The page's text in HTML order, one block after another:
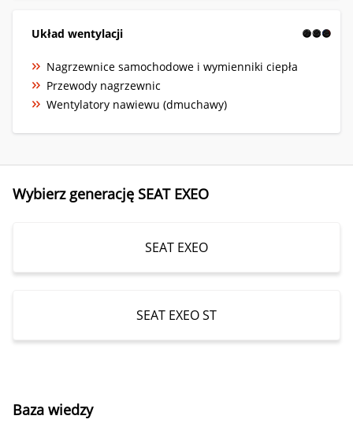
Układ wentylacji
Nagrzewnice samochodowe i wymienniki ciepła
Przewody nagrzewnic
Wentylatory nawiewu (dmuchawy)
Wybierz generację SEAT EXEO
SEAT EXEO
SEAT EXEO ST
Baza wiedzy